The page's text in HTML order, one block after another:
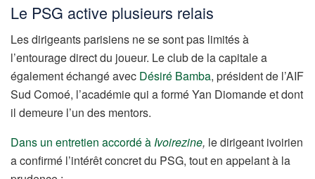
Le PSG active plusieurs relais
Les dirigeants parisiens ne se sont pas limités à
l’entourage direct du joueur. Le club de la capitale a
également échangé avec Désiré Bamba, président de l’AIF
Sud Comoé, l’académie qui a formé Yan Diomande et dont
il demeure l’un des mentors.
Dans un entretien accordé àIvoirezine, le dirigeant ivoirien
a confirmé l’intérêt concret du PSG, tout en appelant à la